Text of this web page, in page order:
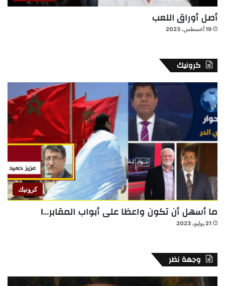
أصل أوراق اللعب
19 أغسطس، 2023
كرونيك
كرونيك
ما أسهل أن تكون واعظا على أبواب المقابر…!
21 يوليو، 2023
وجهة نظر